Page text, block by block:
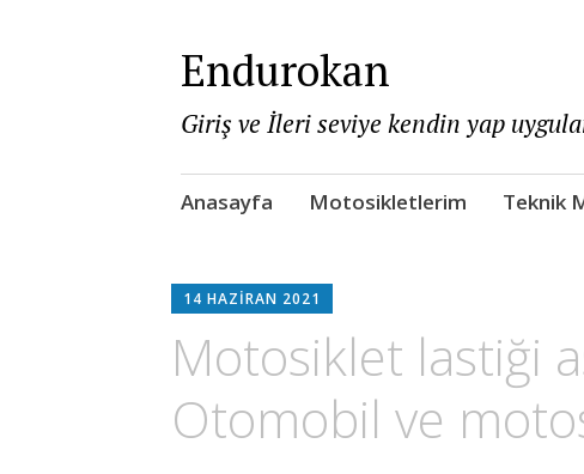
Endurokan
Giriş ve İleri seviye kendin yap
Skip
Anasayfa Motosikletlerim Teknik
14 HAZIRAN 2021
Motosiklet lastiği
Otomobil ve